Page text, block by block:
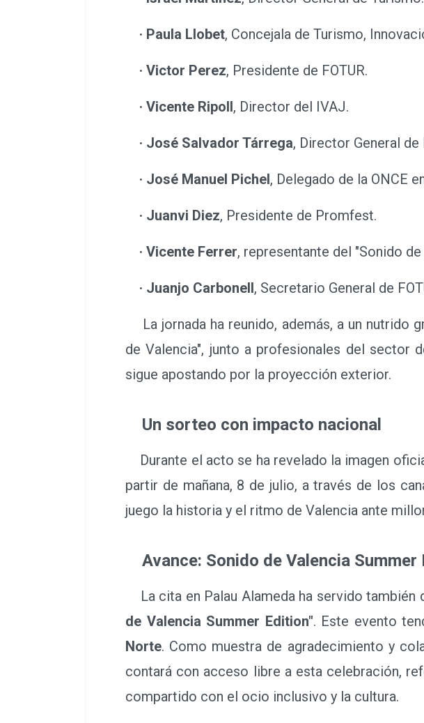
· Paula Llobet, Concejala de Turismo,
· Victor Perez, Presidente de FOTUR.
· Vicente Ripoll, Director del IVAJ.
· José Salvador Tárrega, Director General
· José Manuel Pichel, Delegado de la ONCE
· Juanvi Diez, Presidente de Promfest.
· Vicente Ferrer, representante del "Sonido de
· Juanjo Carbonell, Secretario General de
La jornada ha reunido, además, a un nutrido
de Valencia", junto a profesionales del sector
sigue apostando por la proyección exterior.
Un sorteo con impacto nacional
Durante el acto se ha revelado la imagen
partir de mañana, 8 de julio, a través de los
juego la historia y el ritmo de Valencia ante
Avance: Sonido de Valencia Summer
La cita en Palau Alameda ha servido también
de Valencia Summer Edition". Este evento
Norte. Como muestra de agradecimiento y
contará con acceso libre a esta celebración,
compartido con el ocio inclusivo y la cultura.